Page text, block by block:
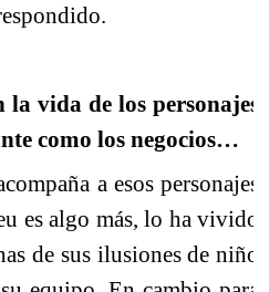
vida de los personajes
como los negocios…
a esos personajes
es algo más, lo ha vivido
de sus ilusiones de niño